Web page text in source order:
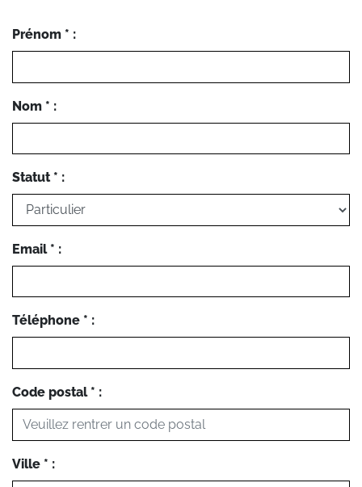
Prénom * :
Nom * :
Statut * :
Email * :
Téléphone * :
Code postal * :
Ville * :